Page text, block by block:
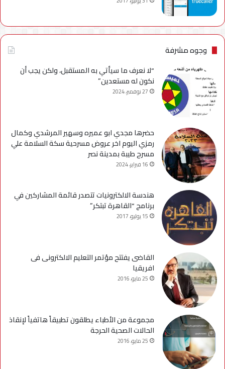
وجوه مشرفة
“لا نعرف ما سيأتي به المستقبل، ولكن يجب أن
نكون له مستعدين”
27 نوفمبر، 2024
حضرها مجدي ابو عميره وسهير المرشدي وكمال
رمزي اليوم اخر عروض مسرحية سكة السلامة علي
مسرح طيبة بمدينة نصر
16 فبراير، 2024
هندسة الالكترونيات تتصدر قائمة المشاركين في
برنامج “القاهرة تبتكر”
15 يوليو، 2017
القاضى يفتتح مؤتمر التعليم الالكترونى فى
افريقيا
25 مايو، 2016
مجموعة من الأطباء يطلقون تطبيقاً هاتفياً لإنقاذ
الحالات الصحية الحرجة
25 مايو، 2016